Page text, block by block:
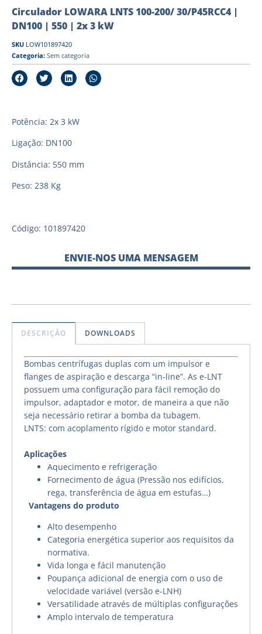
Circulador LOWARA LNTS 100-200/ 30/P45RCC4 |
DN100 | 550 | 2x 3 kW
SKU LOW101897420
Categoria: Sem categoria
Potência: 2x 3 kW
Ligação: DN100
Distância: 550 mm
Peso: 238 Kg
Código: 101897420
ENVIE-NOS UMA MENSAGEM
DESCRIÇÃO DOWNLOADS
Bombas centrífugas duplas com um impulsor e
flanges de aspiração e descarga “in-line”. As e-LNT
possuem uma configuração para fácil remoção do
impulsor, adaptador e motor, de maneira a que não
seja necessário retirar a bomba da tubagem.
LNTS: com acoplamento rígido e motor standard.
Aplicações
Aquecimento e refrigeração
Fornecimento de água (Pressão nos edifícios,
rega, transferência de água em estufas…)
Vantagens do produto
Alto desempenho
Categoria energética superior aos requisitos da
normativa.
Vida longa e fácil manutenção
Poupança adicional de energia com o uso de
velocidade variável (versão e-LNH)
Versatilidade através de múltiplas configurações
Amplo intervalo de temperatura